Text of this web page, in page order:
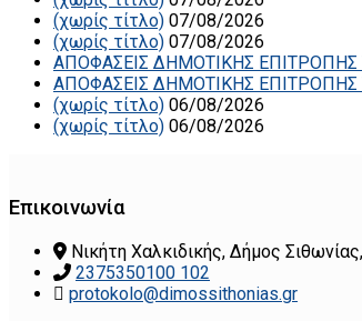
(χωρίς τίτλο) 07/08/2026
(χωρίς τίτλο) 07/08/2026
ΑΠΟΦΑΣΕΙΣ ΔΗΜΟΤΙΚΗΣ ΕΠΙΤΡΟΠΗΣ
ΑΠΟΦΑΣΕΙΣ ΔΗΜΟΤΙΚΗΣ ΕΠΙΤΡΟΠΗΣ
(χωρίς τίτλο) 06/08/2026
(χωρίς τίτλο) 06/08/2026
Επικοινωνία
Νικήτη Χαλκιδικής, Δήμος
2375350100 102
protokolo@dimossithonias.gr